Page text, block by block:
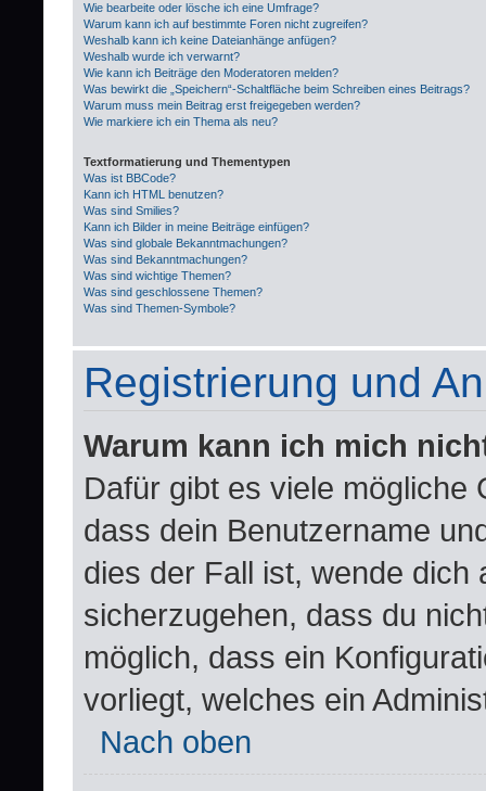
Wie bearbeite oder lösche ich eine Umfrage?
Warum kann ich auf bestimmte Foren nicht zugreifen?
Weshalb kann ich keine Dateianhänge anfügen?
Weshalb wurde ich verwarnt?
Wie kann ich Beiträge den Moderatoren melden?
Was bewirkt die „Speichern“-Schaltfläche beim Schreiben eines Beitrags?
Warum muss mein Beitrag erst freigegeben werden?
Wie markiere ich ein Thema als neu?
Textformatierung und Thementypen
Was ist BBCode?
Kann ich HTML benutzen?
Was sind Smilies?
Kann ich Bilder in meine Beiträge einfügen?
Was sind globale Bekanntmachungen?
Was sind Bekanntmachungen?
Was sind wichtige Themen?
Was sind geschlossene Themen?
Was sind Themen-Symbole?
Registrierung und
Warum kann ich mich
Dafür gibt es viele mögliche
dass dein Benutzername
dies der Fall ist, wende dich
sicherzugehen, dass du
möglich, dass ein
vorliegt, welches ein
Nach oben